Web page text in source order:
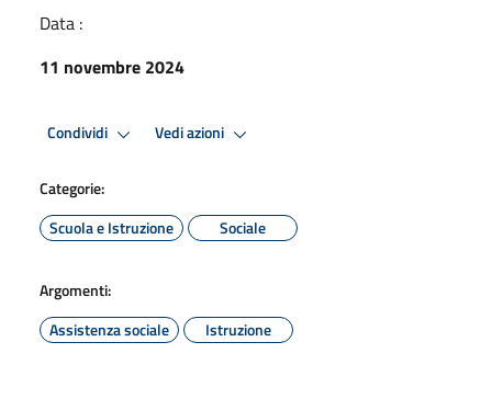
Data :
11 novembre 2024
Condividi Vedi azioni
Categorie:
Scuola e Istruzione
Sociale
Argomenti:
Assistenza sociale
Istruzione